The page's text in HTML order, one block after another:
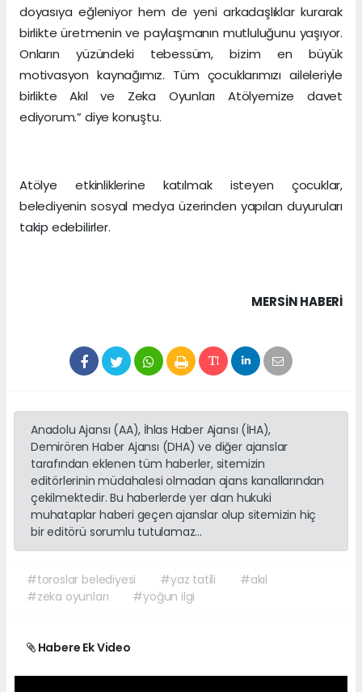
doyasıya eğleniyor hem de yeni arkadaşlıklar kurarak
birlikte üretmenin ve paylaşmanın mutluluğunu yaşıyor.
Onların yüzündeki tebessüm, bizim en büyük
motivasyon kaynağımız. Tüm çocuklarımızı aileleriyle
birlikte Akıl ve Zeka Oyunları Atölyemize davet
ediyorum.” diye konuştu.
Atölye etkinliklerine katılmak isteyen çocuklar,
belediyenin sosyal medya üzerinden yapılan duyuruları
takip edebilirler.
MERSIN HABERİ
Anadolu Ajansı (AA), İhlas Haber Ajansı (İHA),
Demirören Haber Ajansı (DHA) ve diğer ajanslar
tarafından eklenen tüm haberler, sitemizin
editörlerinin müdahalesi olmadan ajans kanallarından
çekilmektedir. Bu haberlerde yer alan hukuki
muhataplar haberi geçen ajanslar olup sitemizin hiç
bir editörü sorumlu tutulamaz...
#toroslar belediyesi #yaz tatili
#akıl
#zeka oyunları
#yoğun ilgi
Habere Ek Video